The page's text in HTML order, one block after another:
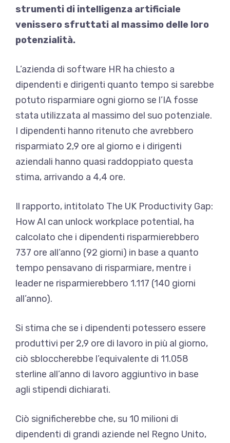
strumenti di intelligenza artificiale
venissero sfruttati al massimo delle loro
potenzialità.
L’azienda di software HR ha chiesto a
dipendenti e dirigenti quanto tempo si sarebbe
potuto risparmiare ogni giorno se l’IA fosse
stata utilizzata al massimo del suo potenziale.
I dipendenti hanno ritenuto che avrebbero
risparmiato 2,9 ore al giorno e i dirigenti
aziendali hanno quasi raddoppiato questa
stima, arrivando a 4,4 ore.
Il rapporto, intitolato The UK Productivity Gap:
How AI can unlock workplace potential, ha
calcolato che i dipendenti risparmierebbero
737 ore all’anno (92 giorni) in base a quanto
tempo pensavano di risparmiare, mentre i
leader ne risparmierebbero 1.117 (140 giorni
all’anno).
Si stima che se i dipendenti potessero essere
produttivi per 2,9 ore di lavoro in più al giorno,
ciò sbloccherebbe l’equivalente di 11.058
sterline all’anno di lavoro aggiuntivo in base
agli stipendi dichiarati.
Ciò significherebbe che, su 10 milioni di
dipendenti di grandi aziende nel Regno Unito,